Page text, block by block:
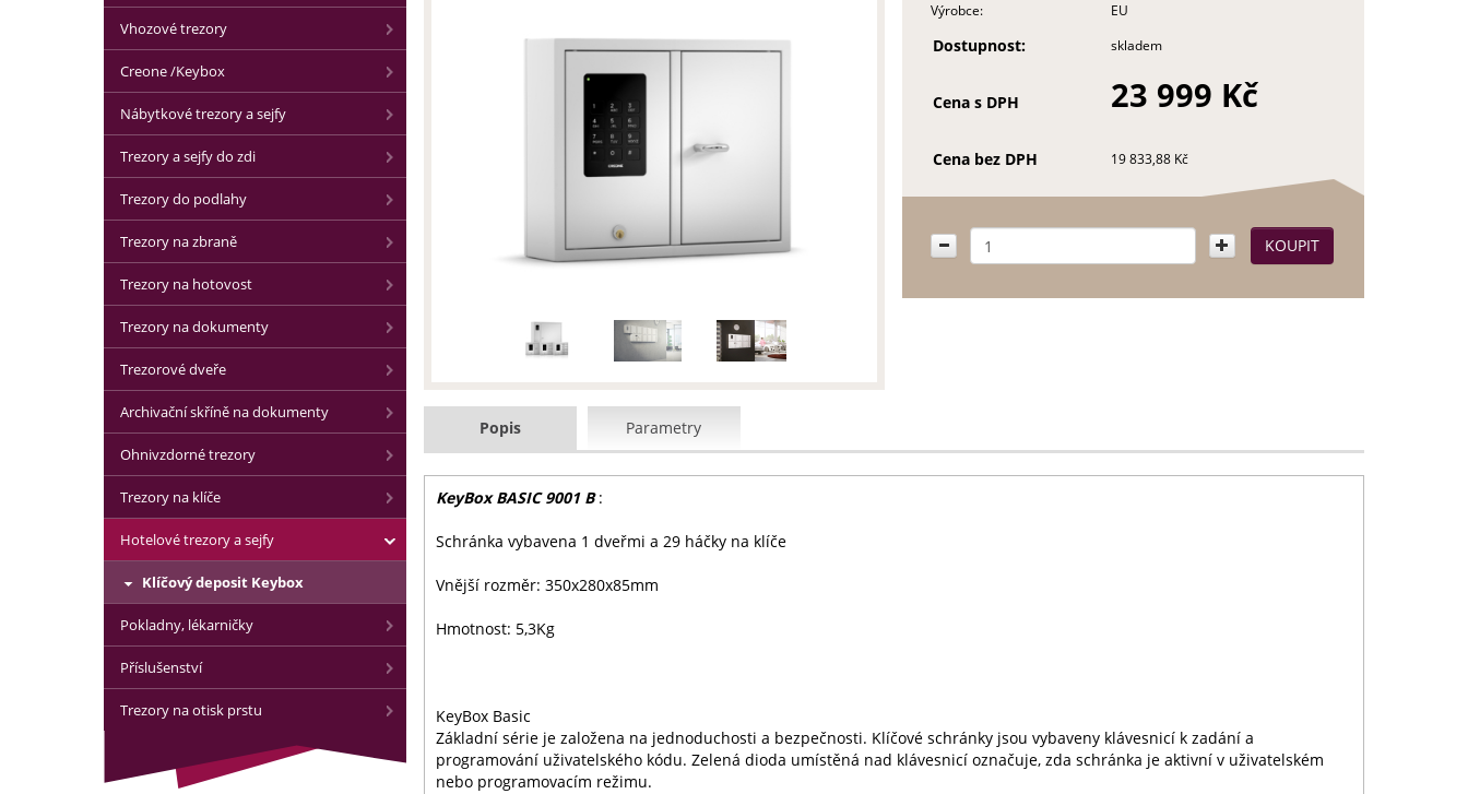
Výrobce: EU
Dostupnost: skladem
Cena s DPH 23 999 Kč
Cena bez DPH 19 833,88 Kč
Popis Parametry
KeyBox BASIC 9001 B:
Schránka vybavena 1 dveřmi a 29 háčky na klíče
Vnější rozměr: 350x280x85mm
Hmotnost: 5,3Kg
KeyBox Basic
Základní série je založena na jednoduchosti a bezpečnosti. Klíčové schránky jsou vybaveny klávesnicí k zadání a
programování uživatelského kódu. Zelená dioda umístěná nad klávesnicí označuje, zda schránka je aktivní v uživatelském
nebo programovacím režimu.
Vhozové trezory
Creone /Keybox
Nábytkové trezory a sejfy
Trezory a sejfy do zdi
Trezory do podlahy
Trezory na zbraně
Trezory na hotovost
Trezory na dokumenty
Trezorové dveře
Archivační skříně na dokumenty
Ohnivzdorné trezory
Trezory na klíče
Hotelové trezory a sejfy
Klíčový deposit Keybox
Pokladny, lékarničky
Příslušenství
Trezory na otisk prstu